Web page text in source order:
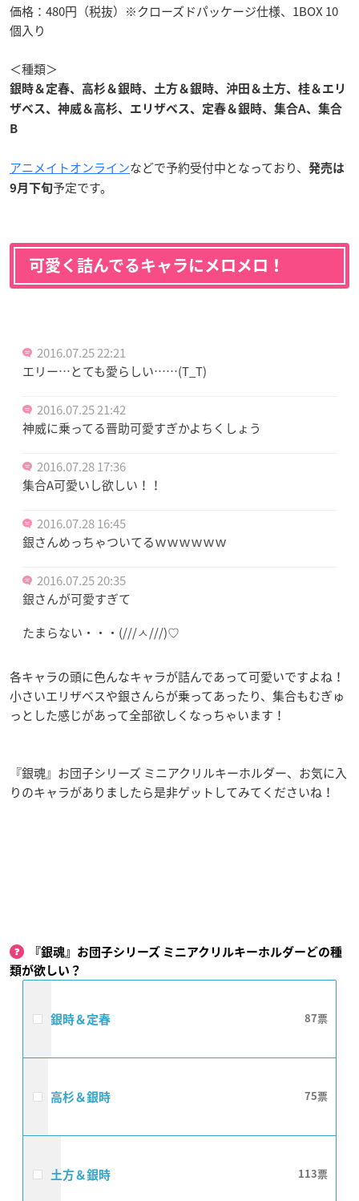
価格：480円（税抜）※クローズドパッケージ仕様、1BOX 10
個入り
＜種類＞
銀時＆定春、高杉＆銀時、土方＆銀時、沖田＆土方、桂＆エリ
ザベス、神威＆高杉、エリザベス、定春＆銀時、集合A、集合
B
アニメイトオンラインなどで予約受付中となっており、
発売は
9月下旬予定です。
可愛く詰んでるキャラにメロメロ！
2016.07.25 22:21
エリー…とても愛らしい……(T_T)
2016.07.25 21:42
神威に乗ってる晋助可愛すぎかよちくしょう
2016.07.28 17:36
集合A可愛いし欲しい！！
2016.07.28 16:45
銀さんめっちゃついてるｗｗｗｗｗｗ
2016.07.25 20:35
銀さんが可愛すぎて
たまらない・・・(///ㅅ///)♡
各キャラの頭に色んなキャラが詰んであって可愛いですよね！
小さいエリザベスや銀さんらが乗ってあったり、集合もむぎゅ
っとした感じがあって全部欲しくなっちゃいます！
『銀魂』お団子シリーズ ミニアクリルキーホルダー、お気に入
りのキャラがありましたら是非ゲットしてみてくださいね！
『銀魂』お団子シリーズ ミニアクリルキーホルダーどの種
類が欲しい？
銀時＆定春 87
高杉＆銀時 75
土方＆銀時 113